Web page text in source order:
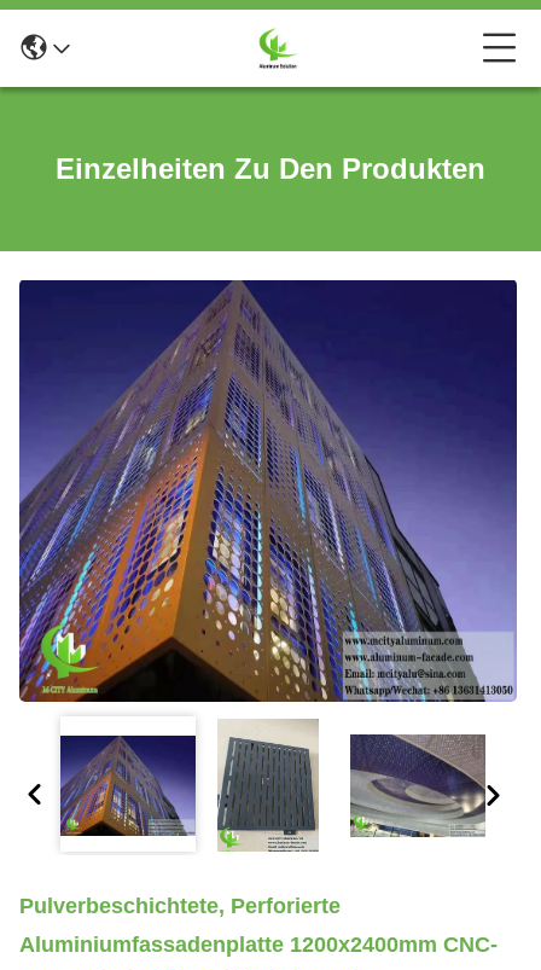
Einzelheiten Zu Den Produkten
Pulverbeschichtete, Perforierte
Aluminiumfassadenplatte 1200x2400mm CNC-